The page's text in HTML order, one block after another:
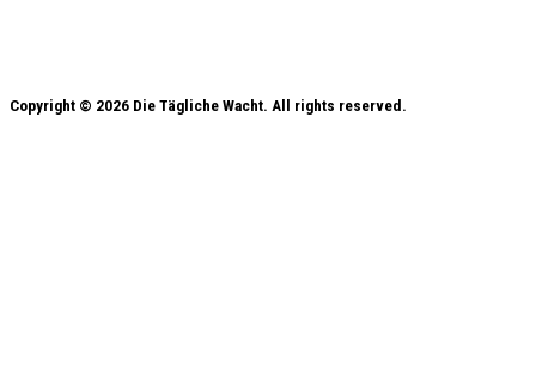
Copyright © 2026 Die Tägliche Wacht. All rights reserved.